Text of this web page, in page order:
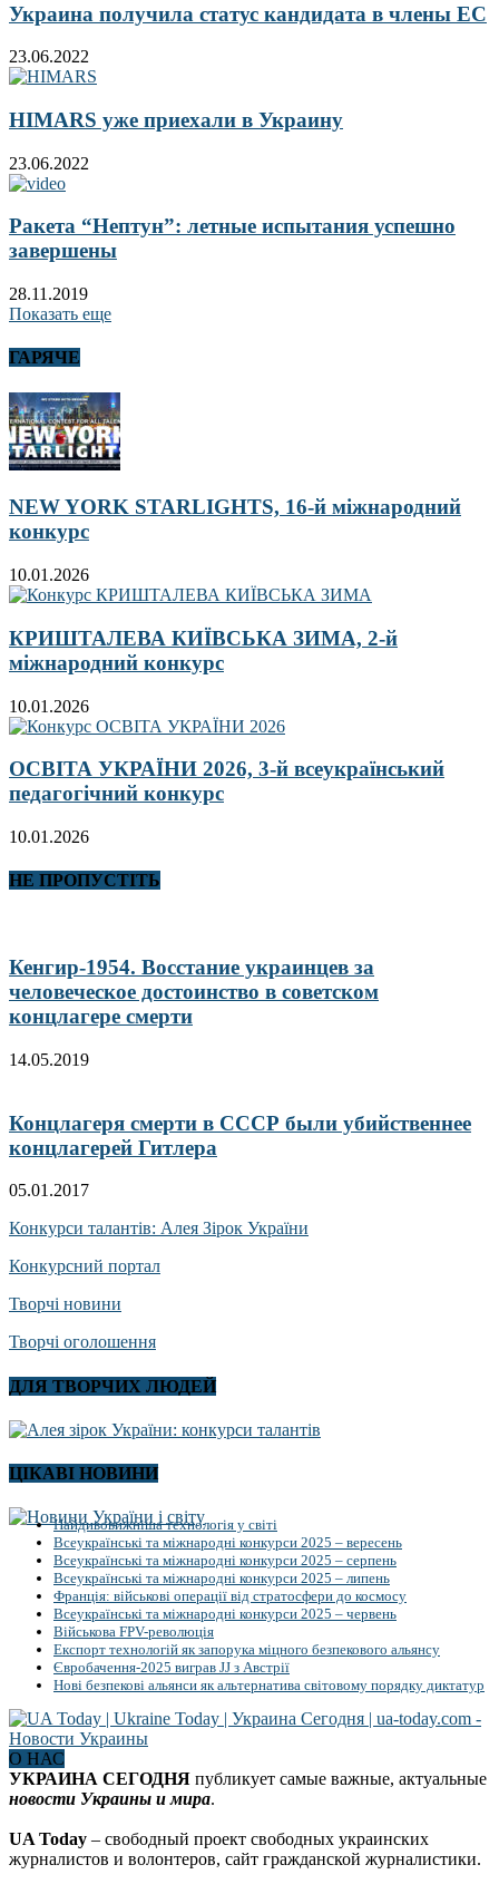
Украина получила статус кандидата в члены ЕС
23.06.2022
HIMARS уже приехали в Украину
23.06.2022
Ракета “Нептун”: летные испытания успешно
завершены
28.11.2019
Показать еще
ГАРЯЧЕ
NEW YORK STARLIGHTS, 16-й міжнародний
конкурс
10.01.2026
КРИШТАЛЕВА КИЇВСЬКА ЗИМА, 2-й
міжнародний конкурс
10.01.2026
ОСВІТА УКРАЇНИ 2026, 3-й всеукраїнський
педагогічний конкурс
10.01.2026
НЕ ПРОПУСТІТЬ
Кенгир-1954. Восстание украинцев за
человеческое достоинство в советском
концлагере смерти
14.05.2019
Концлагеря смерти в СССР были убийственнее
концлагерей Гитлера
05.01.2017
Конкурси талантів: Алея Зірок України
Конкурсний портал
Творчі новини
Творчі оголошення
ДЛЯ ТВОРЧИХ ЛЮДЕЙ
ЦІКАВІ НОВИНИ
Найдивовижніша технологія у світі
Всеукраїнські та міжнародні конкурси 2025 – вересень
Всеукраїнські та міжнародні конкурси 2025 – серпень
Всеукраїнські та міжнародні конкурси 2025 – липень
Франція: військові операції від стратосфери до космосу
Всеукраїнські та міжнародні конкурси 2025 – червень
Військова FPV-революція
Експорт технологій як запорука міцного безпекового альянсу
Євробачення-2025 виграв JJ з Австрії
Нові безпекові альянси як альтернатива світовому порядку диктатур
О НАС
УКРАИНА СЕГОДНЯ публикует самые важные, актуальные
новости Украины и мира.
UA Today – свободный проект свободных украинских
журналистов и волонтеров, сайт гражданской журналистики.